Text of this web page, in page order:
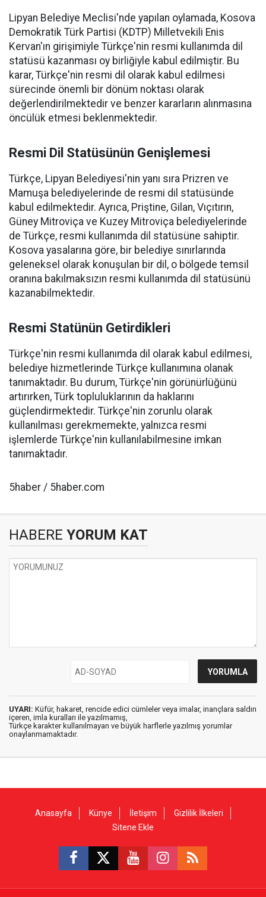
Lipyan Belediye Meclisi'nde yapılan oylamada, Kosova
Demokratik Türk Partisi (KDTP) Milletvekili Enis
Kervan'ın girişimiyle Türkçe'nin resmi kullanımda dil
statüsü kazanması oy birliğiyle kabul edilmiştir. Bu
karar, Türkçe'nin resmi dil olarak kabul edilmesi
sürecinde önemli bir dönüm noktası olarak
değerlendirilmektedir ve benzer kararların alınmasına
öncülük etmesi beklenmektedir.
Resmi Dil Statüsünün Genişlemesi
Türkçe, Lipyan Belediyesi'nin yanı sıra Prizren ve
Mamuşa belediyelerinde de resmi dil statüsünde
kabul edilmektedir. Ayrıca, Priştine, Gilan, Vıçıtırın,
Güney Mitroviça ve Kuzey Mitroviça belediyelerinde
de Türkçe, resmi kullanımda dil statüsüne sahiptir.
Kosova yasalarına göre, bir belediye sınırlarında
geleneksel olarak konuşulan bir dil, o bölgede temsil
oranına bakılmaksızın resmi kullanımda dil statüsünü
kazanabilmektedir.
Resmi Statünün Getirdikleri
Türkçe'nin resmi kullanımda dil olarak kabul edilmesi,
belediye hizmetlerinde Türkçe kullanımına olanak
tanımaktadır. Bu durum, Türkçe'nin görünürlüğünü
artırırken, Türk topluluklarının da haklarını
güçlendirmektedir. Türkçe'nin zorunlu olarak
kullanılması gerekmemekte, yalnızca resmi
işlemlerde Türkçe'nin kullanılabilmesine imkan
tanımaktadır.
5haber / 5haber.com
HABERE YORUM KAT
UYARI: Küfür, hakaret, rencide edici cümleler veya imalar, inançlara saldırı
içeren, imla kuralları ile yazılmamış,
Türkçe karakter kullanılmayan ve büyük harflerle yazılmış yorumlar
onaylanmamaktadır.
Anasayfa Künye İletişim
Gizlilik İlkeleri
Sitene Ekle